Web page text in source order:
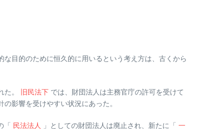
目的のために恒久的に用いるという考え方は、古くから
た。 旧民法下 では、財団法人は主務官庁の許可を受けて
影響を受けやすい状況にあった。
「 民法法人 」としての財団法人は廃止され、新たに「 一